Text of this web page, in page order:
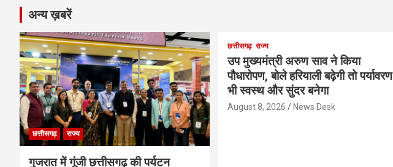
अन्य ख़बरें
छत्तीसगढ़ राज्य
गुजरात में गूंजी छत्तीसगढ़ की पर्यटन
छत्तीसगढ़ राज्य
उप मुख्यमंत्री अरुण साव ने किया
पौधारोपण, बोले हरियाली बढ़ेगी तो पर्यावरण
भी स्वस्थ और सुंदर बनेगा
August 8, 2026 News Desk